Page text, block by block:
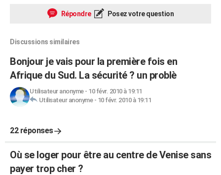
Répondre Posez votre question
Discussions similaires
Bonjour je vais pour la première fois en
Afrique du Sud. La sécurité ? un problè
Utilisateur anonyme- 10 févr. 2010 à 19:11
Utilisateur anonyme- 10 févr. 2010 à 19:11
22 réponses
Où se loger pour être au centre de Venise sans
payer trop cher ?